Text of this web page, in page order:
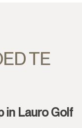
TE
in Lauro Golf